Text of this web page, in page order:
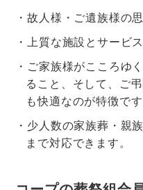
・故人様・ご遺族様の
・上質な施設とサービ
・ご家族様がこころゆ
ること、そして、ご
も快適なのが特徴です
・少人数の家族葬・親
まで対応できます。